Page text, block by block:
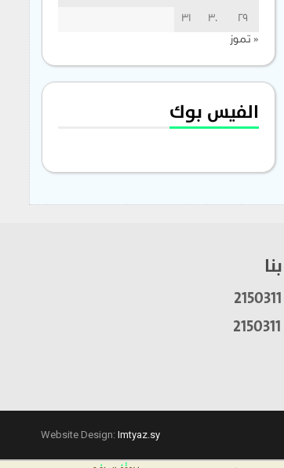
29
30
31
« تموز
الفيس بوك
Website Design: Imtyaz.sy